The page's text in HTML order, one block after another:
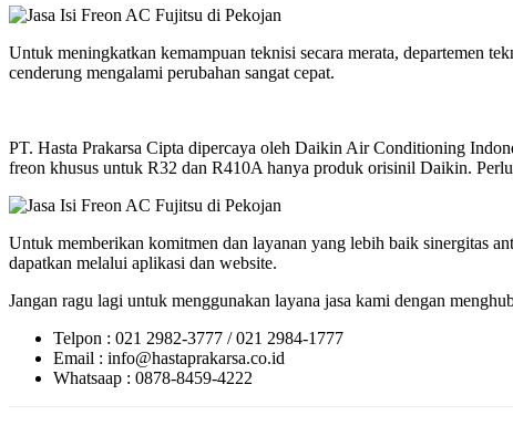
Untuk meningkatkan kemampuan teknisi secara merata, departemen
cenderung mengalami perubahan sangat cepat.
PT. Hasta Prakarsa Cipta dipercaya oleh Daikin Air Conditioning
freon khusus untuk R32 dan R410A hanya produk orisinil Daikin.
Untuk memberikan komitmen dan layanan yang lebih baik sinergitas
dapatkan melalui aplikasi dan website.
Jangan ragu lagi untuk menggunakan layana jasa kami dengan
Telpon : 021 2982-3777 / 021 2984-1777
Email : info@hastaprakarsa.co.id
Whatsaap : 0878-8459-4222